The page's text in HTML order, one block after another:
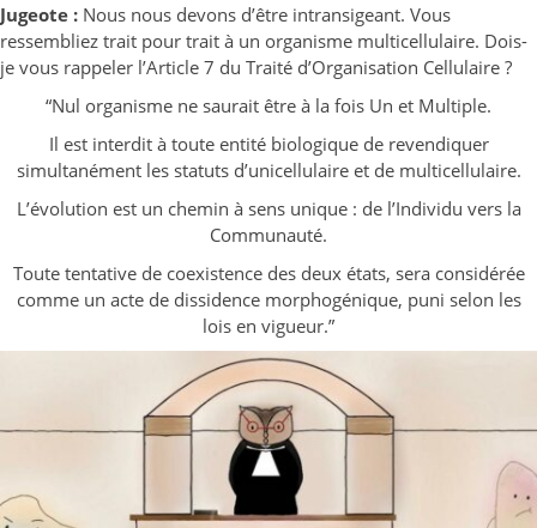
Jugeote : Nous nous devons d’être intransigeant. Vous
ressembliez trait pour trait à un organisme multicellulaire. Dois-
je vous rappeler l’Article 7 du Traité d’Organisation Cellulaire ?
“Nul organisme ne saurait être à la fois Un et Multiple.
Il est interdit à toute entité biologique de revendiquer
simultanément les statuts d’unicellulaire et de multicellulaire.
L’évolution est un chemin à sens unique : de l’Individu vers la
Communauté.
Toute tentative de coexistence des deux états, sera considérée
comme un acte de dissidence morphogénique, puni selon les
lois en vigueur.”